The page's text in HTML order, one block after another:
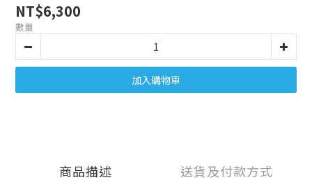
NT$6,300
數量
加入購物車
商品描述 送貨及付款方式